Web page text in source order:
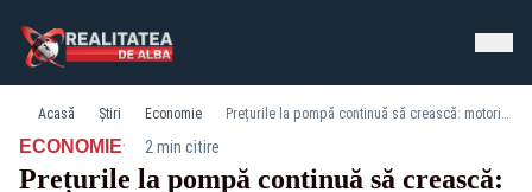
Acasă Știri Economie Prețurile la pompă continuă să crească: motorina a depășit 11 lei pe litru. 18 scumpiri consecutive în mai puțin de o lună
ECONOMIE· 2 min citire
Prețurile la pompă continuă să crească: